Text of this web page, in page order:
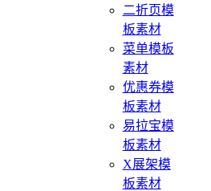
二折页模
板素材
菜单模板
素材
优惠券模
板素材
易拉宝模
板素材
X展架模
板素材